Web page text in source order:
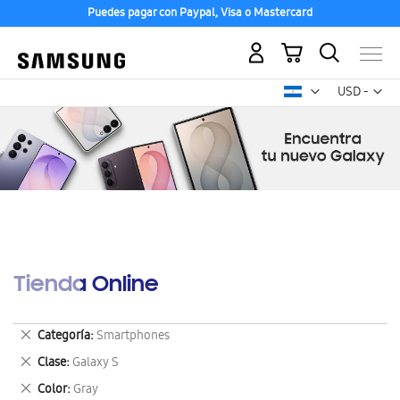
Puedes pagar con Paypal, Visa o Mastercard
USD -
dólar
Mi carrito
Tienda Online
Categoría Smartphones
Eliminar
este
artículo
Clase Galaxy S
Eliminar
este
Color Gray
Eliminar